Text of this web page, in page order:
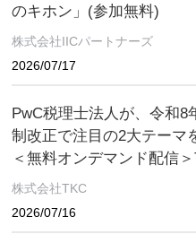
のキホン」(参加無料)
株式会社IICパートナーズ
2026/07/17
PwC税理士法人が、令和8
制改正で注目の2大テーマ
＜無料オンデマンド配信＞
税制改正セミナー 2026年
株式会社TKC
2026/07/16